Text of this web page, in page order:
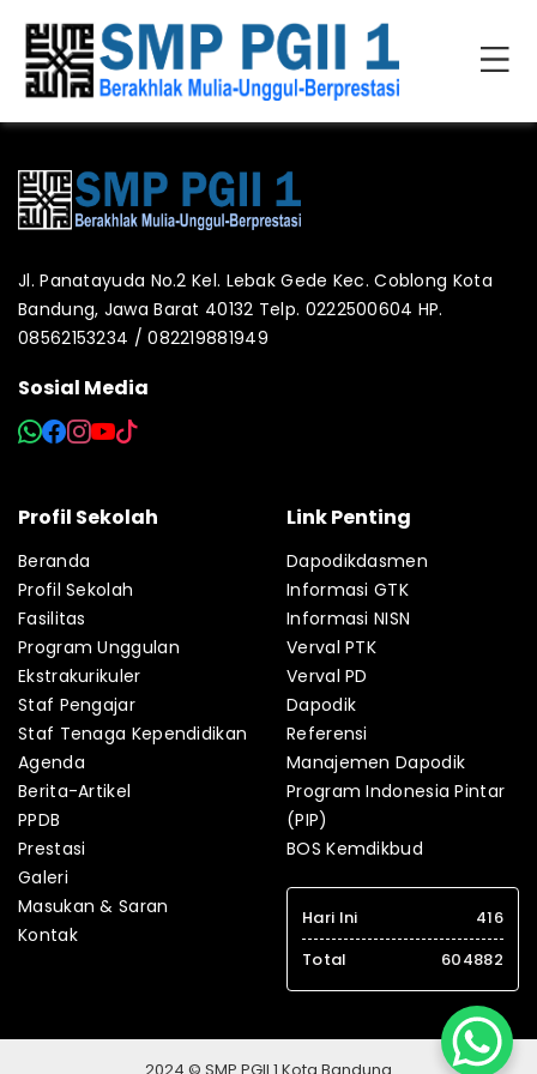
Jl. Panatayuda No.2 Kel. Lebak Gede Kec. Coblong Kota
Bandung, Jawa Barat 40132 Telp. 0222500604 HP.
08562153234 / 082219881949
Sosial Media
Profil Sekolah
Beranda
Profil Sekolah
Fasilitas
Program Unggulan
Ekstrakurikuler
Staf Pengajar
Staf Tenaga Kependidikan
Agenda
Berita-Artikel
PPDB
Prestasi
Galeri
Masukan & Saran
Kontak
Link Penting
Dapodikdasmen
Informasi GTK
Informasi NISN
Verval PTK
Verval PD
Dapodik
Referensi
Manajemen Dapodik
Program Indonesia Pintar
(PIP)
BOS Kemdikbud
Hari Ini
416
Total
604882